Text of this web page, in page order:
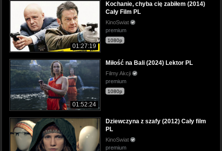
01:27:19
Kochanie, chyba cię zabiłem (2014)
Cały Film PL
KinoSwiat
premium
1080p
01:52:24
Miłość na Bali (2024) Lektor PL
Filmy Akcji
premium
1080p
Dziewczyna z szafy (2012) Cały film
PL
KinoSwiat
premium